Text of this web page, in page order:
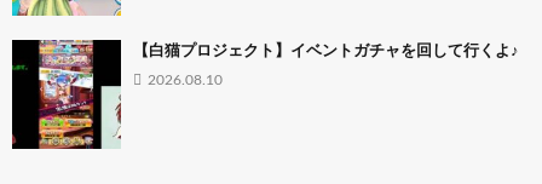
【白猫プロジェクト】イベントガチャを回して行くよ♪
2026.08.10